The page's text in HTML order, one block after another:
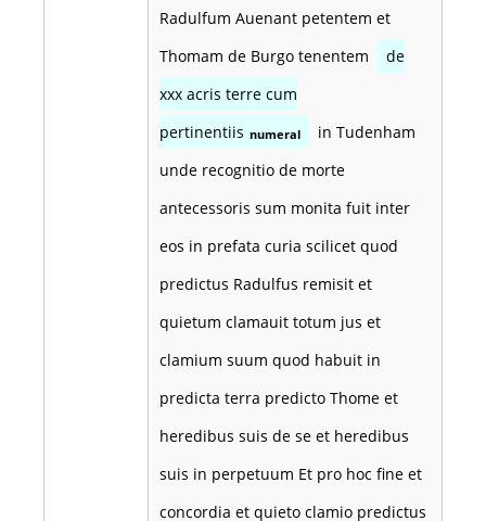
Radulfum Auenant petentem et
Thomam de Burgo tenentem
de
xxx acris terre cum
pertinentiis numeral
in Tudenham
unde recognitio de morte
antecessoris sum monita fuit inter
eos in prefata curia scilicet quod
predictus Radulfus remisit et
quietum clamauit totum jus et
clamium suum quod habuit in
predicta terra predicto Thome et
heredibus suis de se et heredibus
suis in perpetuum Et pro hoc fine et
concordia et quieto clamio predictus